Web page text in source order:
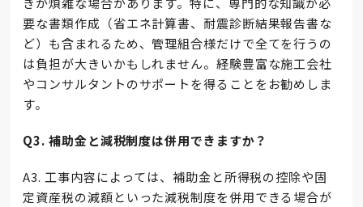
要な書類作成（省エネ計算書、耐震診断結果報告書な
ど）も含まれるため、管理組合様だけで全てを行うの
は負担が大きいかもしれません。経験豊富な施工会社
やコンサルタントのサポートを得ることをお勧めしま
す。
Q3. 補助金と減税制度は併用できますか？
A3. 工事内容によっては、補助金と所得税の控除や固
定資産税の減額といった減税制度を併用できる場合が